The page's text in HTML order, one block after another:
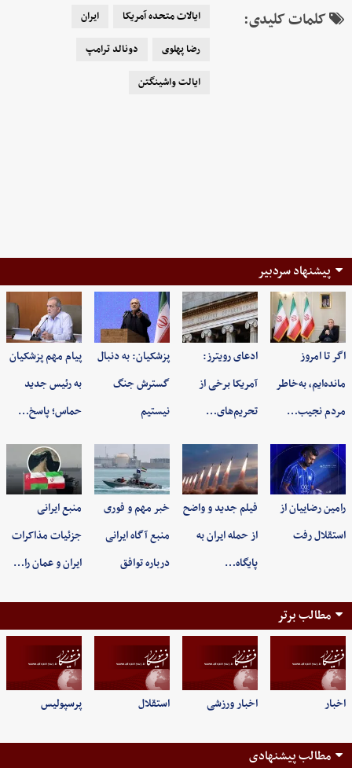
کلمات کلیدی: ایالات متحده آمریکا
ایران
رضا پهلوی
دونالد ترامپ
ایالت واشینگتن
پیشنهاد سردبیر
اگر تا امروز
مانده‌ایم، به‌خاطر
مردم نجیب…
ادعای رویترز:
آمریکا برخی از
تحریم‌های…
پزشکیان: به‌ دنبال
گسترش جنگ
نیستیم
پیام مهم پزشکیان
به رئیس جدید
حماس؛ پاسخ…
رامین رضاییان از
استقلال رفت
فیلم جدید و واضح
از حمله ایران به
پایگاه…
خبر مهم و فوری
منبع آگاه ایرانی
درباره توافق
منبع ایرانی
جزئیات مذاکرات
ایران و عمان را…
مطالب برتر
اخبار اخبار ورزشی استقلال پرسپولیس
مطالب پیشنهادی